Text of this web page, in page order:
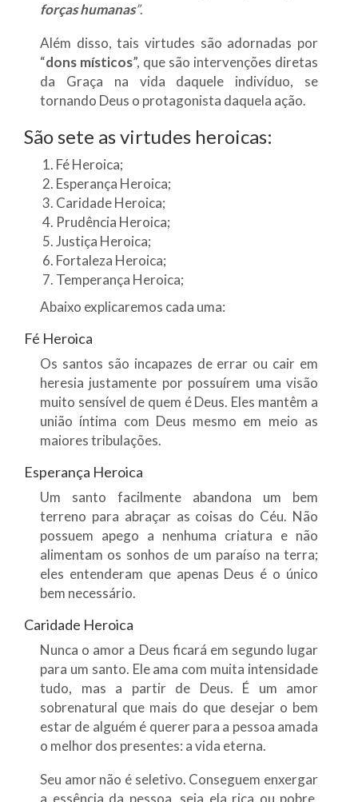
forças humanas”.
Além disso, tais virtudes são adornadas por
“dons místicos”, que são intervenções diretas
da Graça na vida daquele indivíduo, se
tornando Deus o protagonista daquela ação.
São sete as virtudes heroicas:
Fé Heroica;
Esperança Heroica;
Caridade Heroica;
Prudência Heroica;
Justiça Heroica;
Fortaleza Heroica;
Temperança Heroica;
Abaixo explicaremos cada uma:
Fé Heroica
Os santos são incapazes de errar ou cair em
heresia justamente por possuírem uma visão
muito sensível de quem é Deus. Eles mantêm a
união íntima com Deus mesmo em meio as
maiores tribulações.
Esperança Heroica
Um santo facilmente abandona um bem
terreno para abraçar as coisas do Céu. Não
possuem apego a nenhuma criatura e não
alimentam os sonhos de um paraíso na terra;
eles entenderam que apenas Deus é o único
bem necessário.
Caridade Heroica
Nunca o amor a Deus ficará em segundo lugar
para um santo. Ele ama com muita intensidade
tudo, mas a partir de Deus. É um amor
sobrenatural que mais do que desejar o bem
estar de alguém é querer para a pessoa amada
o melhor dos presentes: a vida eterna.
Seu amor não é seletivo. Conseguem enxergar
a essência da pessoa, seja ela rica ou pobre,